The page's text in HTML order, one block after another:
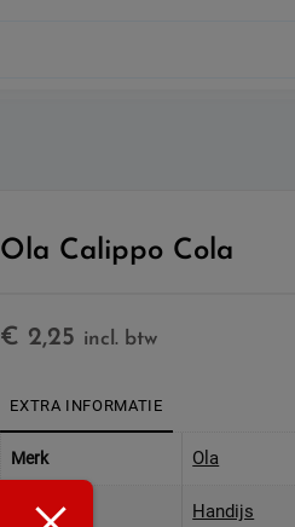
Ola Calippo Cola
€ 2,25 incl. btw
EXTRA INFORMATIE
Merk Ola
Soort Handijs